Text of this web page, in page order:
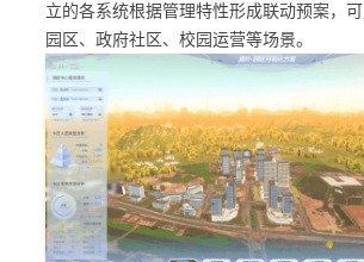
立的各系统根据管理特性形成联动预案，
园区、政府社区、校园运营等场景。